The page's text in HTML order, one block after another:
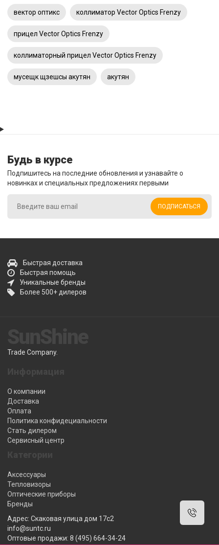
вектор оптикс коллиматор Vector Optics Frenzy
прицел Vector Optics Frenzy
коллиматорный прицел Vector Optics Frenzy
мусещк щзешсы акутян акутян
Будь в курсе
Подпишитесь на последние обновления и узнавайте о
новинках и специальных предложениях первыми
ПОДПИСАТЬСЯ
Быстрая доставка
Быстрая помощь
Уникальные бренды
Более 500+ дилеров
Trade Company.
О компании
Доставка
Оплата
Политика конфидециальности
Стать дилером
Сервисный центр
Аксессуары
Тепловизоры
Оптические приборы
Бренды
Адрес: Скаковая улица дом 17с2
info@suntc.ru
Оптовые продажи: 8 (495) 664-34-24